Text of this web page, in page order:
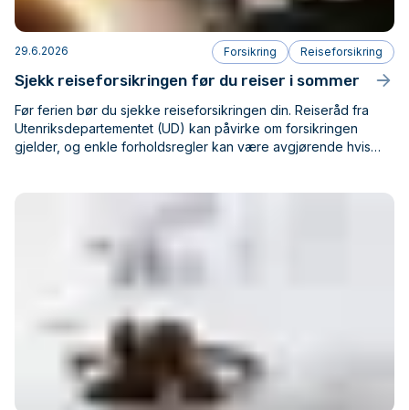
29.6.2026 Forsikring Reiseforsikring
Sjekk reiseforsikringen før du reiser i sommer
Før ferien bør du sjekke reiseforsikringen din. Reiseråd fra
Utenriksdepartementet (UD) kan påvirke om forsikringen
gjelder, og enkle forholdsregler kan være avgjørende hvis